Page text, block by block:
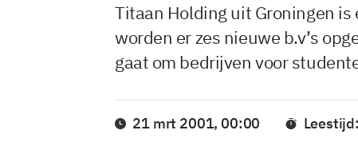
Titaan Holding uit Groningen
worden er zes nieuwe b.v’s
gaat om bedrijven voor
21 mrt 2001, 00:00